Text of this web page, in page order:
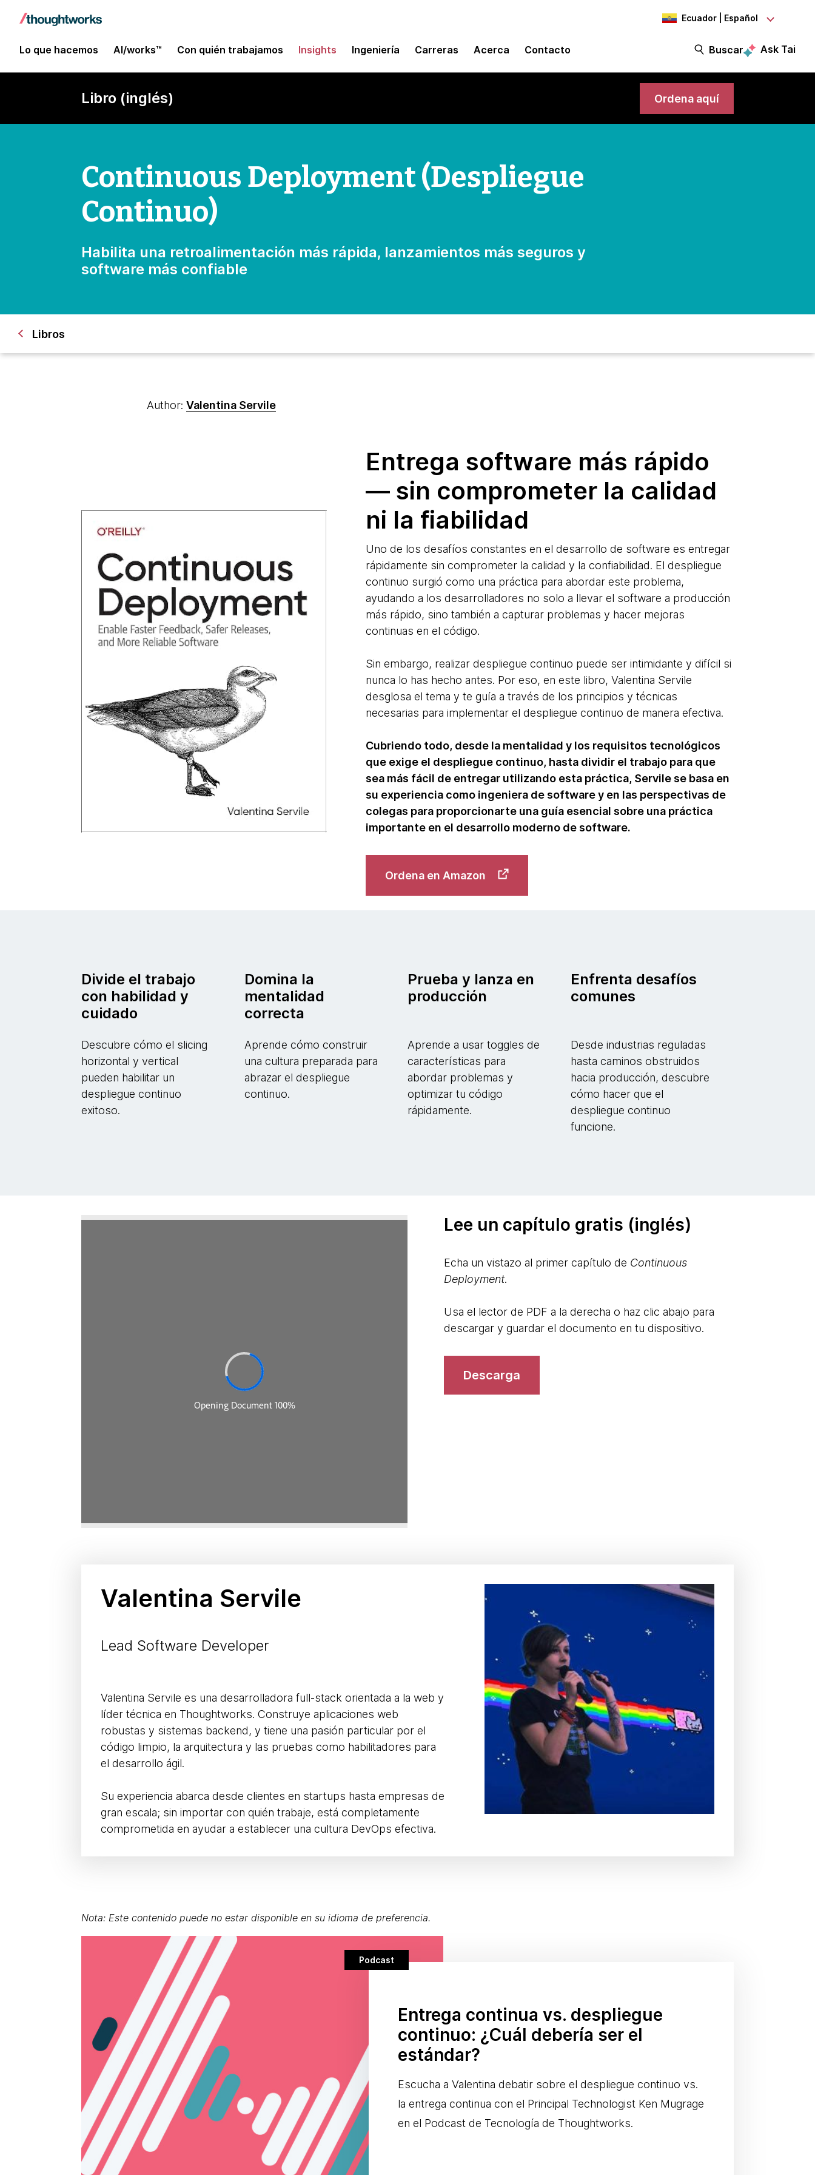
Ecuador | Español
Lo que hacemos AI/works™ Con quién trabajamos Insights Ingeniería Carreras Acerca Contacto Buscar Ask Tai
Libro (inglés) Ordena aquí
Continuous Deployment (Despliegue
Continuo)
Habilita una retroalimentación más rápida, lanzamientos más seguros y
software más confiable
Libros
Author: Valentina Servile
Entrega software más rápido
— sin comprometer la calidad
ni la fiabilidad
Uno de los desafíos constantes en el desarrollo de software es entregar
rápidamente sin comprometer la calidad y la confiabilidad. El despliegue
continuo surgió como una práctica para abordar este problema,
ayudando a los desarrolladores no solo a llevar el software a producción
más rápido, sino también a capturar problemas y hacer mejoras
continuas en el código.
Sin embargo, realizar despliegue continuo puede ser intimidante y difícil si
nunca lo has hecho antes. Por eso, en este libro, Valentina Servile
desglosa el tema y te guía a través de los principios y técnicas
necesarias para implementar el despliegue continuo de manera efectiva.
Cubriendo todo, desde la mentalidad y los requisitos tecnológicos
que exige el despliegue continuo, hasta dividir el trabajo para que
sea más fácil de entregar utilizando esta práctica, Servile se basa en
su experiencia como ingeniera de software y en las perspectivas de
colegas para proporcionarte una guía esencial sobre una práctica
importante en el desarrollo moderno de software.
Ordena en Amazon
Divide el trabajo
con habilidad y
cuidado
Descubre cómo el slicing
horizontal y vertical
pueden habilitar un
despliegue continuo
exitoso.
Domina la
mentalidad
correcta
Aprende cómo construir
una cultura preparada para
abrazar el despliegue
continuo.
Prueba y lanza en
producción
Aprende a usar toggles de
características para
abordar problemas y
optimizar tu código
rápidamente.
Enfrenta desafíos
comunes
Desde industrias reguladas
hasta caminos obstruidos
hacia producción, descubre
cómo hacer que el
despliegue continuo
funcione.
Lee un capítulo gratis (inglés)
Echa un vistazo al primer capítulo de Continuous
Deployment.
Usa el lector de PDF a la derecha o haz clic abajo para
descargar y guardar el documento en tu dispositivo.
Descarga
Valentina Servile
Lead Software Developer
Valentina Servile es una desarrolladora full-stack orientada a la web y
líder técnica en Thoughtworks. Construye aplicaciones web
robustas y sistemas backend, y tiene una pasión particular por el
código limpio, la arquitectura y las pruebas como habilitadores para
el desarrollo ágil.
Su experiencia abarca desde clientes en startups hasta empresas de
gran escala; sin importar con quién trabaje, está completamente
comprometida en ayudar a establecer una cultura DevOps efectiva.
Nota: Este contenido puede no estar disponible en su idioma de preferencia.
Podcast
Entrega continua vs. despliegue
continuo: ¿Cuál debería ser el
estándar?
Escucha a Valentina debatir sobre el despliegue continuo vs.
la entrega continua con el Principal Technologist Ken Mugrage
en el Podcast de Tecnología de Thoughtworks.